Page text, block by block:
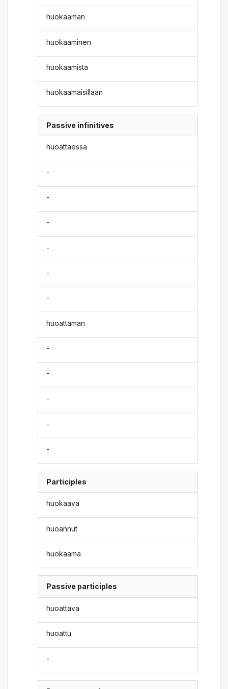
huokaaman
huokaaminen
huokaamista
huokaamaisillaan
Passive infinitives
huoattaessa
-
-
-
-
-
-
huoattaman
-
-
-
-
-
Participles
huokaava
huoannut
huokaama
Passive participles
huoattava
huoattu
-